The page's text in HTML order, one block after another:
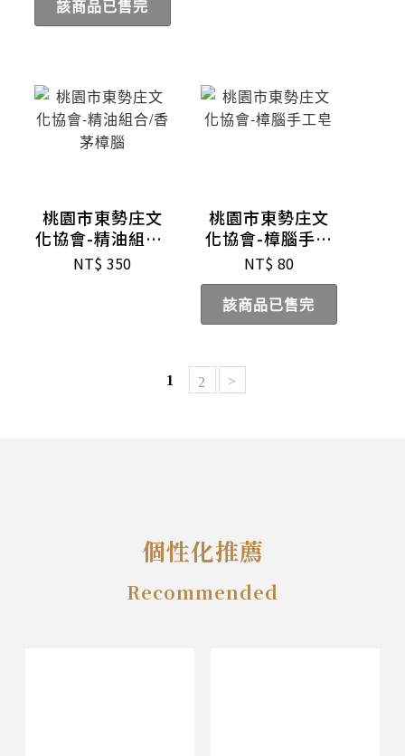
該商品已售完
桃園市東勢庄文
化協會-精油組合/
香茅樟腦
NT$ 350
桃園市東勢庄文
化協會-樟腦手工
皂
NT$ 80
該商品已售完
1 2 >
個性化推薦
Recommended